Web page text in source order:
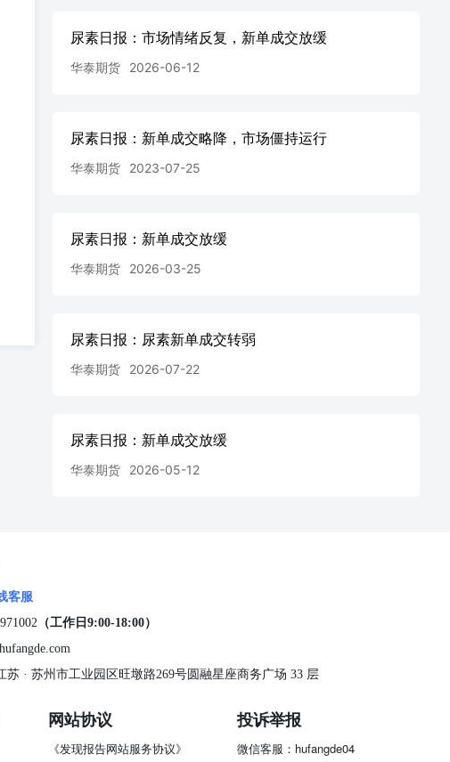
颗
本
价
南
尿
：5-
尿素日报：市场情绪反复，新单成交放缓
华泰期货 2026-06-12
尿素日报：新单成交略降，市场僵持运行
华泰期货 2023-07-25
尿素日报：新单成交放缓
华泰期货 2026-03-25
尿素日报：尿素新单成交转弱
华泰期货 2026-07-22
尿素日报：新单成交放缓
华泰期货 2026-05-12
客服
（工作日9:00-18:00）
苏 · 苏州市工业园区旺墩路269号圆融星座商务广场 33 层
网站协议
《发现报告网站服务协议》
投诉举报
微信客服：hufangde04